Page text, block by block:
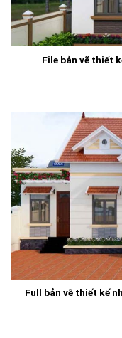
File bản vẽ thiết
Full bản vẽ thiết kế